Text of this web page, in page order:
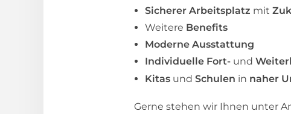
Sicherer Arbeitsplatz mit
Weitere Benefits
Moderne Ausstattung
Individuelle Fort- und
Kitas und Schulen in naher
Gerne stehen wir Ihnen unter